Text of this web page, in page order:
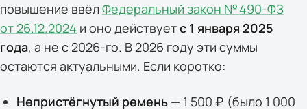
повышение ввёл Федеральный закон № 490-ФЗ
от 26.12.2024 и оно действуетс 1 января 2025
года, а не с 2026-го. В 2026 году эти суммы
остаются актуальными. Если коротко:
Непристёгнутый ремень— 1 500 ₽ (было 1 000